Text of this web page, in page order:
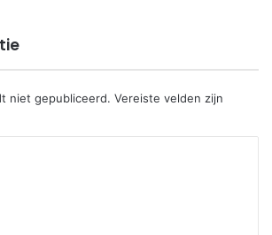
niet gepubliceerd. Vereiste velden zijn